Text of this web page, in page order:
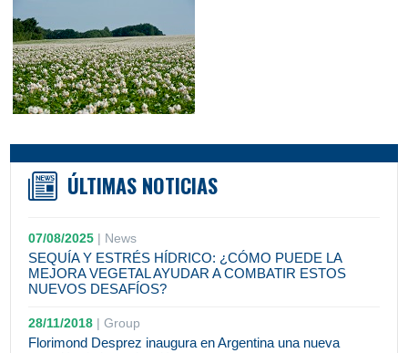
ÚLTIMAS NOTICIAS
07/08/2025 | News
SEQUÍA Y ESTRÉS HÍDRICO: ¿CÓMO PUEDE LA
MEJORA VEGETAL AYUDAR A COMBATIR ESTOS
NUEVOS DESAFÍOS?
28/11/2018 |Group
Florimond Desprez inaugura en Argentina una nueva